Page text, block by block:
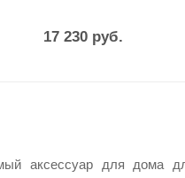
17 230руб.
аксессуар для дома